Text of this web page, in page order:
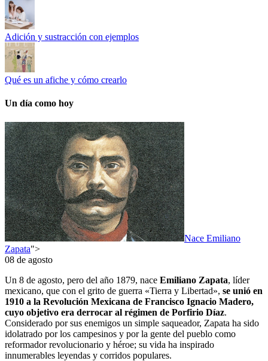
Adición y sustracción con ejemplos
Qué es un afiche y cómo crearlo
Un día como hoy
Nace Emiliano
Zapata">
08 de agosto
Un 8 de agosto, pero del año 1879, nace Emiliano Zapata, líder
mexicano, que con el grito de guerra «Tierra y Libertad», se unió en
1910 a la Revolución Mexicana de Francisco Ignacio Madero,
cuyo objetivo era derrocar al régimen de Porfirio Díaz.
Considerado por sus enemigos un simple saqueador, Zapata ha sido
idolatrado por los campesinos y por la gente del pueblo como
reformador revolucionario y héroe; su vida ha inspirado
innumerables leyendas y corridos populares.